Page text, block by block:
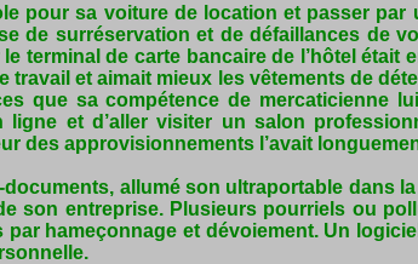
pour sa voiture de location et passer
de surréservation et de défaillances de
terminal de carte bancaire de l’hôtel était
et aimait mieux les vêtements de
que sa compétence de mercaticienne
ligne et d’aller visiter un salon
des approvisionnements l’avait
allumé son ultraportable dans
son entreprise. Plusieurs pourriels ou
hameçonnage et dévoiement. Un